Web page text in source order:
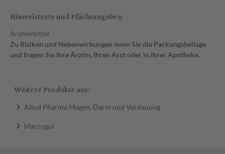
Hinweistexte und Pflichtangaben
Arzneimittel
Zu Risiken und Nebenwirkungen lesen Sie die Packungsbeilage
und fragen Sie Ihre Ärztin, Ihren Arzt oder in Ihrer Apotheke.
Weitere Produkte aus:
Aliud Pharma Magen, Darm und Verdauung
Macrogol